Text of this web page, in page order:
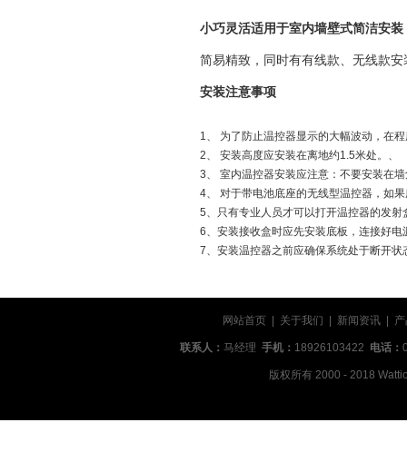
小巧灵活适用于室内墙壁式简洁安装
简易精致，同时有有线款、无线款
安装注意事项
1、 为了防止温控器显示的大幅波动，在
2、 安装高度应安装在离地约1.5米处。、
3、 室内温控器安装应注意：不要安装在
4、 对于带电池底座的无线型温控器，如
5、只有专业人员才可以打开温控器的发
6、安装接收盒时应先安装底板，连接好
7、安装温控器之前应确保系统处于断开
网站首页 关于我们 新闻资讯
联系人： 马经理 手机： 18926103422 电话：
版权所有 2000 - 2018